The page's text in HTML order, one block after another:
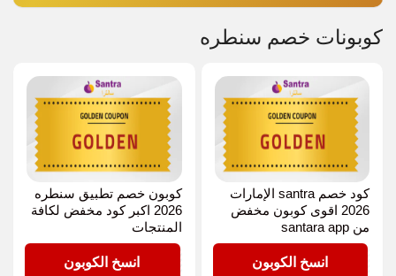
كوبونات خصم سنطره
كود خصم santra الإمارات
2026 اقوى كوبون مخفض
من santara app
GOLDEN
انسخ الكوبون
كوبون خصم تطبيق سنطره
2026 اكبر كود مخفض لكافة
المنتجات
GOLDEN
انسخ الكوبون